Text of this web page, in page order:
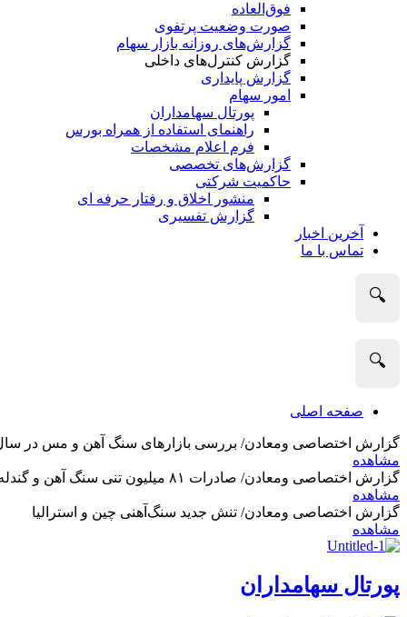
فوق‌العاده
صورت وضعیت پرتفوی
گزارش‌های روزانه بازار سهام
گزارش کنترل‌های داخلی
گزارش پایداری
امور سهام
پورتال سهامداران
راهنمای استفاده از همراه بورس
فرم اعلام مشخصات
گزارش‌های تخصصی
حاکمیت شرکتی
منشور اخلاق و رفتار حرفه­ ای
گزارش تفسیری
آخرین اخبار
تماس با ما
🔍
🔍
صفحه اصلی
گزارش اختصاصی ومعادن/ بررسی بازارهای سنگ آهن و مس در سال 2025 و نگاه تحلیلگران به
مشاهده
گزارش اختصاصی ومعادن/ صادرات ۸۱ میلیون تنی سنگ آهن و گندله استرالیا در ماه گذشته
مشاهده
گزارش اختصاصی ومعادن/ تنش جدید سنگ‌آهنی چین و استرالیا
مشاهده
پورتال سهامداران